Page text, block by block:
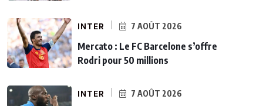
INTER 7 AOÛT 2026
Mercato : Le FC Barcelone s’offre
Rodri pour 50 millions
INTER 7 AOÛT 2026